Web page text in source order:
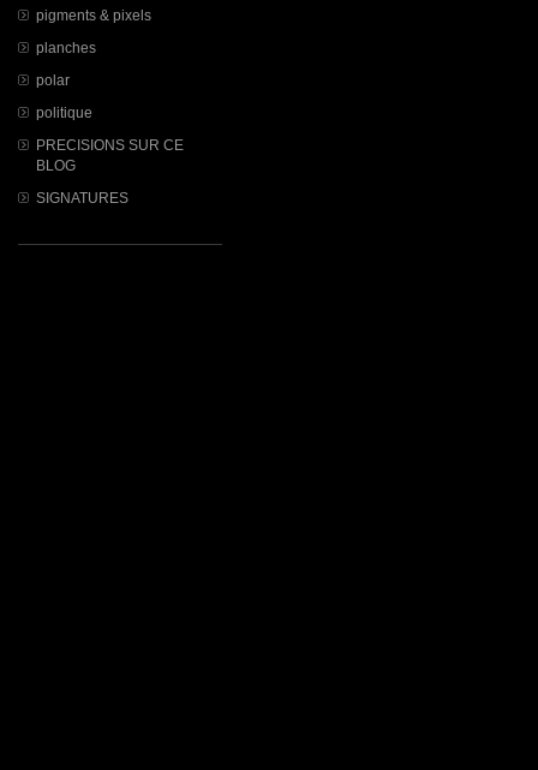
pigments & pixels
planches
polar
politique
PRECISIONS SUR CE
BLOG
SIGNATURES